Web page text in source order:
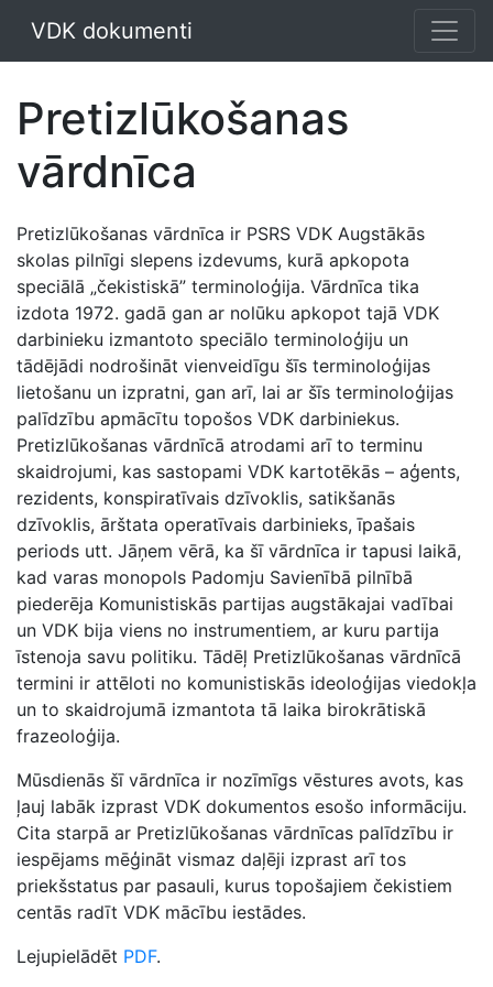
VDK dokumenti
Pretizlūkošanas
vārdnīca
Pretizlūkošanas vārdnīca ir PSRS VDK Augstākās
skolas pilnīgi slepens izdevums, kurā apkopota
speciālā „čekistiskā” terminoloģija. Vārdnīca tika
izdota 1972. gadā gan ar nolūku apkopot tajā VDK
darbinieku izmantoto speciālo terminoloģiju un
tādējādi nodrošināt vienveidīgu šīs terminoloģijas
lietošanu un izpratni, gan arī, lai ar šīs terminoloģijas
palīdzību apmācītu topošos VDK darbiniekus.
Pretizlūkošanas vārdnīcā atrodami arī to terminu
skaidrojumi, kas sastopami VDK kartotēkās – aģents,
rezidents, konspiratīvais dzīvoklis, satikšanās
dzīvoklis, ārštata operatīvais darbinieks, īpašais
periods utt. Jāņem vērā, ka šī vārdnīca ir tapusi laikā,
kad varas monopols Padomju Savienībā pilnībā
piederēja Komunistiskās partijas augstākajai vadībai
un VDK bija viens no instrumentiem, ar kuru partija
īstenoja savu politiku. Tādēļ Pretizlūkošanas vārdnīcā
termini ir attēloti no komunistiskās ideoloģijas viedokļa
un to skaidrojumā izmantota tā laika birokrātiskā
frazeoloģija.
Mūsdienās šī vārdnīca ir nozīmīgs vēstures avots, kas
ļauj labāk izprast VDK dokumentos esošo informāciju.
Cita starpā ar Pretizlūkošanas vārdnīcas palīdzību ir
iespējams mēģināt vismaz daļēji izprast arī tos
priekšstatus par pasauli, kurus topošajiem čekistiem
centās radīt VDK mācību iestādes.
Lejupielādēt PDF.